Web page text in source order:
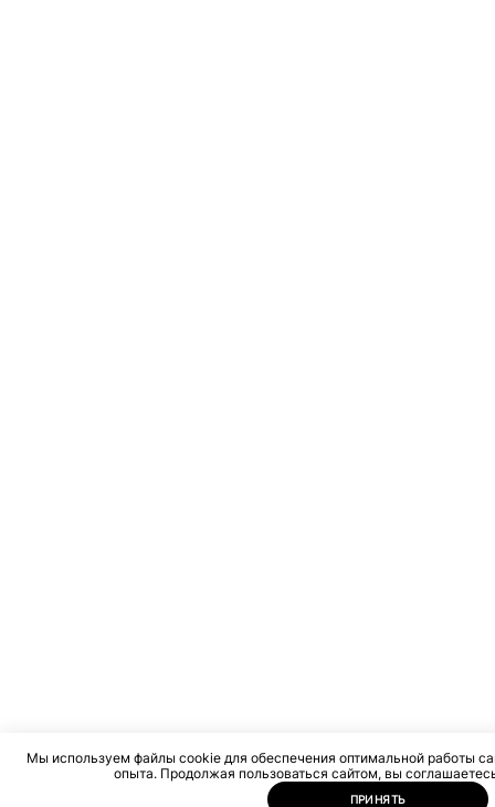
Мы используем файлы cookie для обеспечения оптимальной работы
опыта. Продолжая пользоваться сайтом, вы
ПРИНЯТЬ